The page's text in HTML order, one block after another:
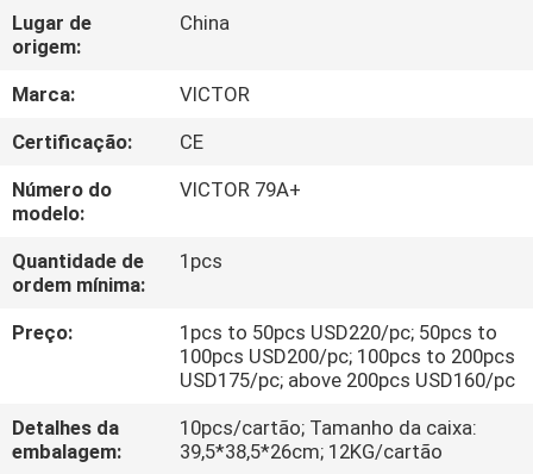
NÓS
EXCURSÃO
DA
FÁBRICA
CONTROLE
DA
QUALIDADE
CONTACTE-
NOS
Lugar de
origem:
China
Marca:
VICTOR
Certificação:
CE
Número do
modelo:
VICTOR 79A+
Quantidade de
ordem mínima:
1pcs
Preço:
1pcs to 50pcs USD220/pc; 50pcs to
100pcs USD200/pc; 100pcs to 200pcs
USD175/pc; above 200pcs USD160/pc
Detalhes da
embalagem:
10pcs/cartão; Tamanho da caixa:
39,5*38,5*26cm; 12KG/cartão